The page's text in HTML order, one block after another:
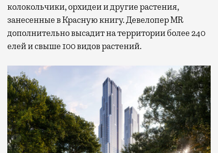
колокольчики, орхидеи и другие растения,
занесенные в Красную книгу. Девелопер MR
дополнительно высадит на территории более 240
елей и свыше 100 видов растений.